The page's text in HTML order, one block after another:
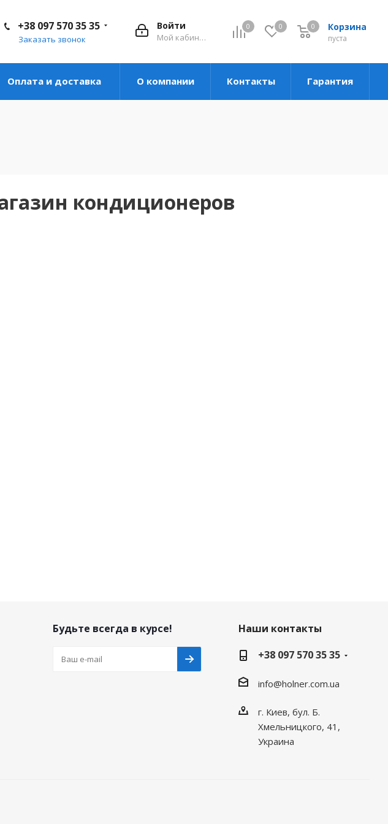
0 0 Корзина
пуста
0
Войти
Мой кабинет
+38 097 570 35 35
Заказать звонок
Оплата и доставка О компании Контакты Гарантия
кондиционеров
Будьте всегда в курсе!
Наши контакты
+38 097 570 35 35
info@holner.com.ua
г. Киев, бул. Б.
Хмельницкого, 41,
Украина